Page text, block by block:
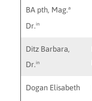
BA pth, Mag.a
Dr.in
Ditz Barbara,
Dr.in
Dogan Elisabeth